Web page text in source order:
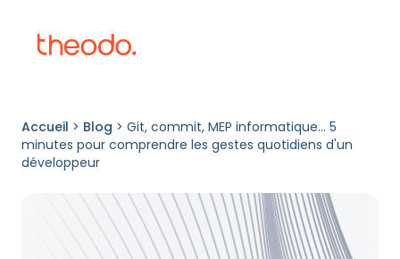
Accueil > Blog > Git, commit, MEP informatique... 5
minutes pour comprendre les gestes quotidiens d'un
développeur